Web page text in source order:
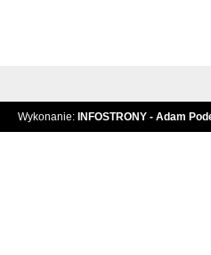
Wykonanie: INFOSTRONY - Adam